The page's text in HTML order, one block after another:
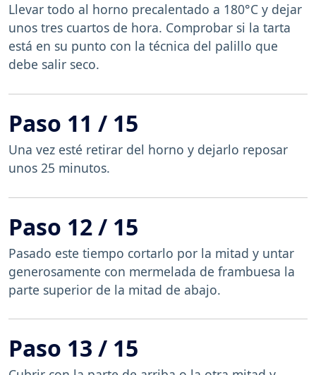
Llevar todo al horno precalentado a 180°C y dejar
unos tres cuartos de hora. Comprobar si la tarta
está en su punto con la técnica del palillo que
debe salir seco.
Paso 11 / 15
Una vez esté retirar del horno y dejarlo reposar
unos 25 minutos.
Paso 12 / 15
Pasado este tiempo cortarlo por la mitad y untar
generosamente con mermelada de frambuesa la
parte superior de la mitad de abajo.
Paso 13 / 15